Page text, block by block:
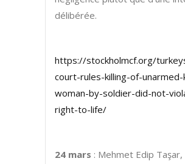
délibérée.
https://stockholmcf.org/
court-rules-killing-of-unarmed-
woman-by-soldier-did-not-
right-to-life/
24 mars : Mehmet Edip Taşar,